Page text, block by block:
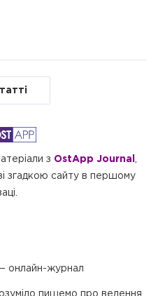
з OstApp Journal
згадкою сайту в першому
онлайн-журнал
пишемо про ведення